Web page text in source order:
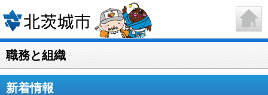
職務と組織
新着情報